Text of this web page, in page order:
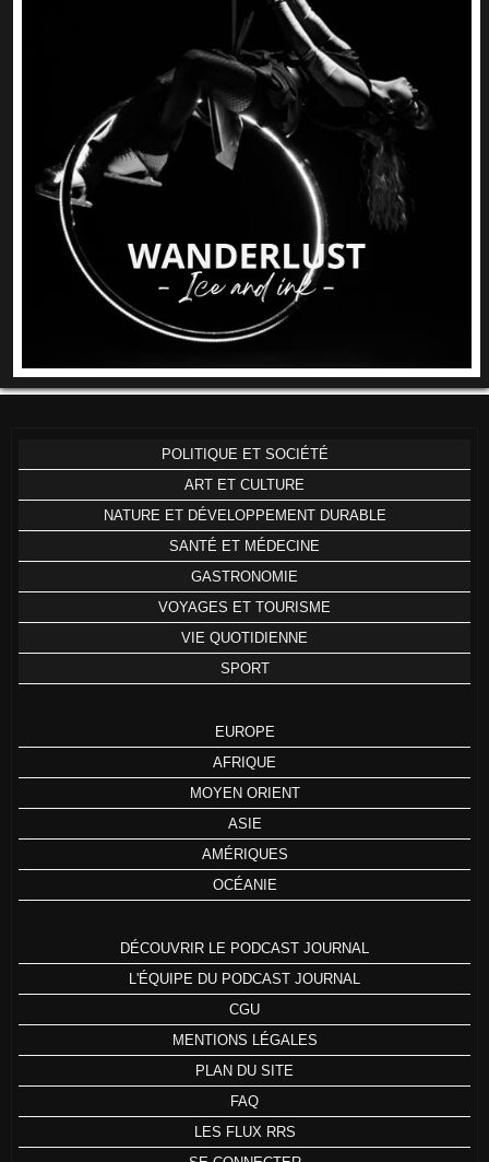
POLITIQUE ET SOCIÉTÉ
ART ET CULTURE
NATURE ET DÉVELOPPEMENT DURABLE
SANTÉ ET MÉDECINE
GASTRONOMIE
VOYAGES ET TOURISME
VIE QUOTIDIENNE
SPORT
EUROPE
AFRIQUE
MOYEN ORIENT
ASIE
AMÉRIQUES
OCÉANIE
DÉCOUVRIR LE PODCAST JOURNAL
L'ÉQUIPE DU PODCAST JOURNAL
CGU
MENTIONS LÉGALES
PLAN DU SITE
FAQ
LES FLUX RRS